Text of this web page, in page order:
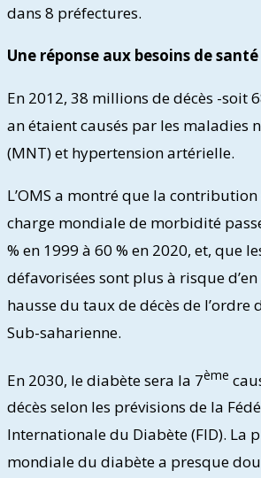
dans 8 préfectures.
Une réponse aux besoins de
En 2012, 38 millions de décès -soit
an étaient causés par les maladies
(MNT) et hypertension artérielle.
L’OMS a montré que la
charge mondiale de morbidité
% en 1999 à 60 % en 2020, et, que
défavorisées sont plus à risque
hausse du taux de décès de l’ordre
Sub-saharienne.
En 2030, le diabète sera la 7ème
décès selon les prévisions de la
Internationale du Diabète (FID). La
mondiale du diabète a presque